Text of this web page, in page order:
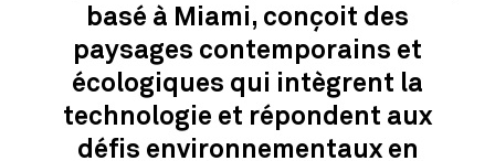
basé à Miami, conçoit des
paysages contemporains et
écologiques qui intègrent la
technologie et répondent aux
défis environnementaux en